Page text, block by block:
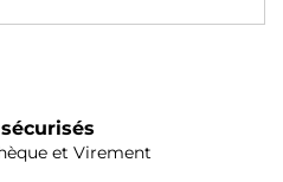
et Virement